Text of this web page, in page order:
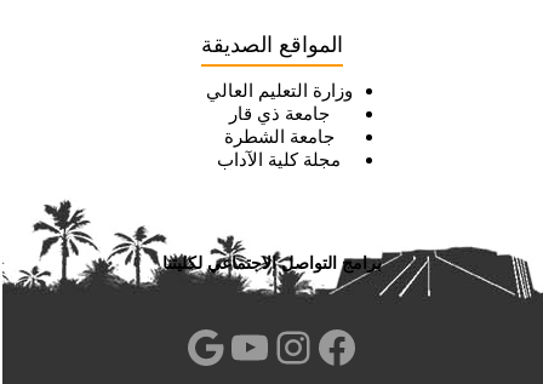
المواقع الصديقة
وزارة التعليم العالي
جامعة ذي قار
جامعة الشطرة
مجلة كلية الآداب
برامج التواصل الاجتماعي لكليتنا
فيسبوك
إنستجرام
يوتيوب